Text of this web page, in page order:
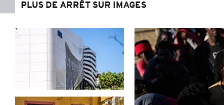
PLUS DE ARRÊT SUR IMAGES